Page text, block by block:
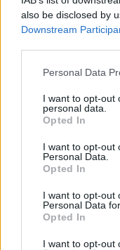
also be disclosed by
Downstream
Please note that this
not limited to your
grant or deny
use your data for
consent section.
Personal Data
I want to opt-out
personal data.
Opted In
I want to opt-out
Personal Data.
Opted In
I want to opt-out
Personal Data
Opted In
I want to opt-out
AUTORE
Beatrice
portico di
rubriche
porta con
bolognesi